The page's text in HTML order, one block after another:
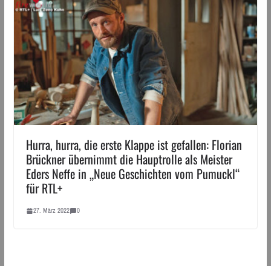
Hurra, hurra, die erste Klappe ist gefallen: Florian
Brückner übernimmt die Hauptrolle als Meister
Eders Neffe in „Neue Geschichten vom Pumuckl“
für RTL+
27. März 2022 0